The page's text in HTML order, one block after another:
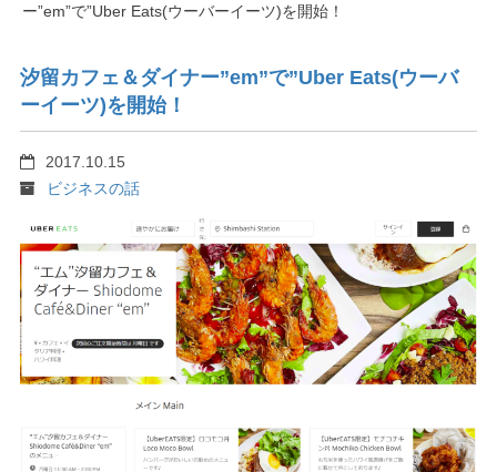
ー”em”で”Uber Eats(ウーバーイーツ)を開始！
汐留カフェ＆ダイナー”em”で”Uber Eats(ウーバ
ーイーツ)を開始！
2017.10.15
ビジネスの話